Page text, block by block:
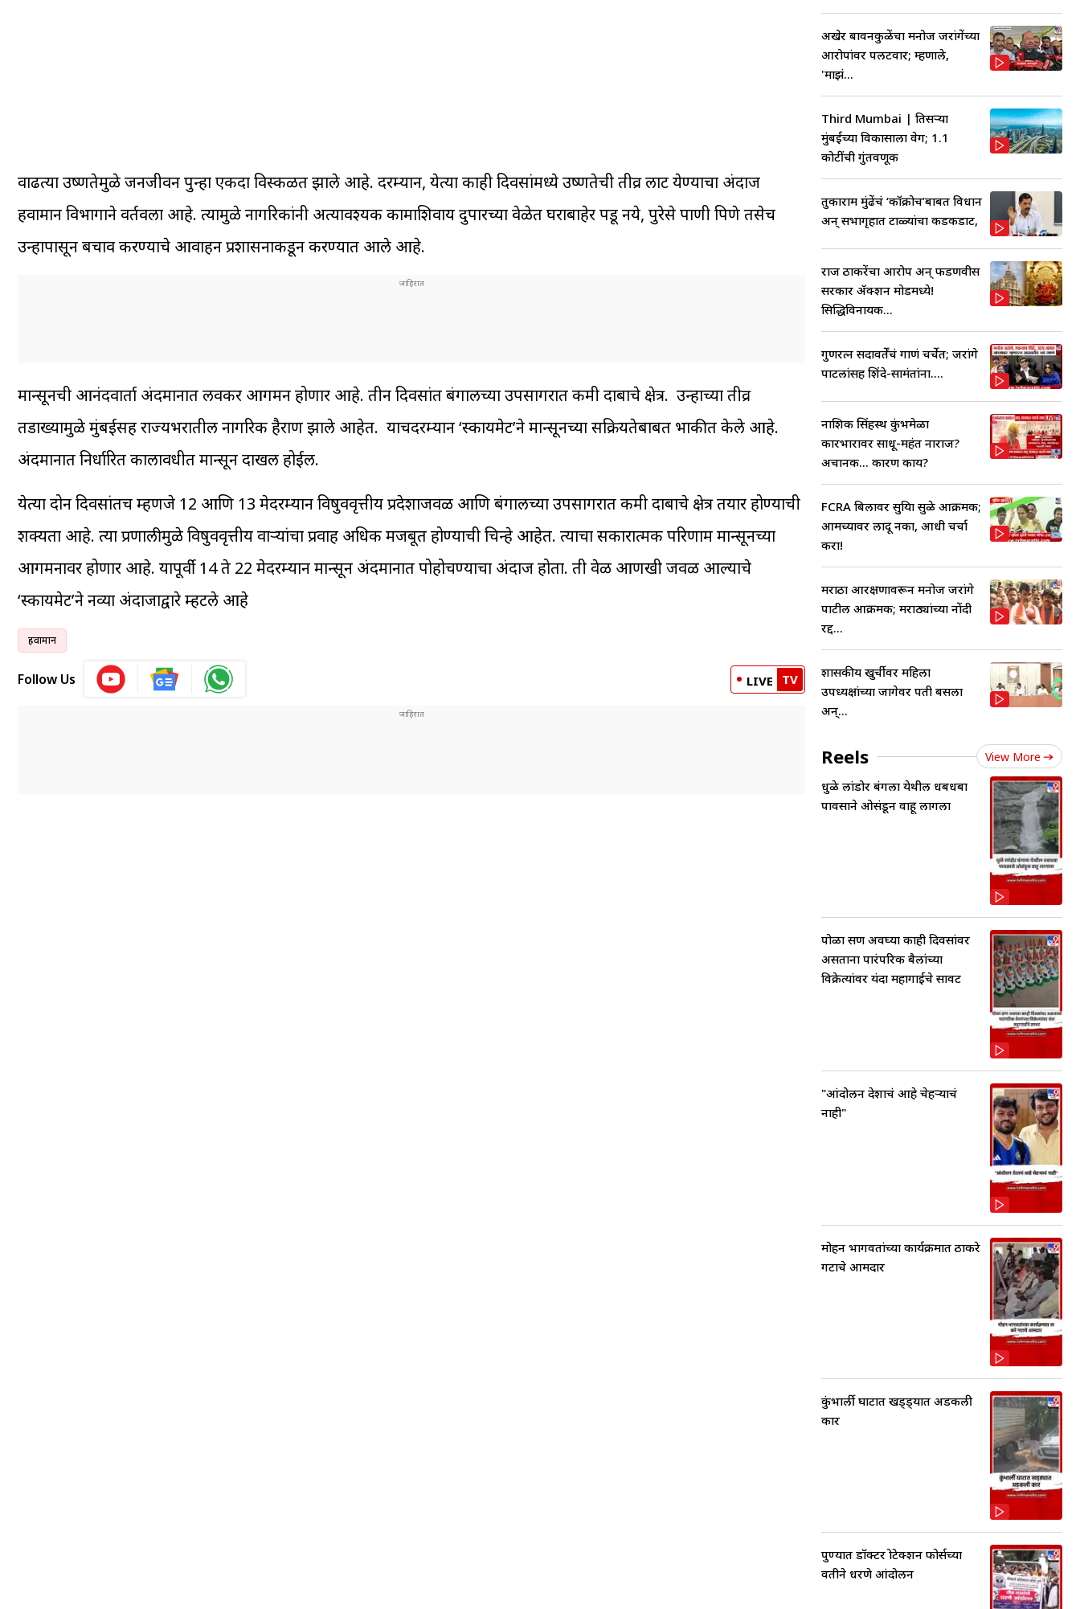
वाढत्या उष्णतेमुळे जनजीवन पुन्हा एकदा विस्कळीत झाले आहे. दरम्यान, येत्या काही दिवसांमध्ये उष्णतेची तीव्र लाट येण्याचा अंदाज
हवामान विभागाने वर्तवला आहे. त्यामुळे नागरिकांनी अत्यावश्यक कामाशिवाय दुपारच्या वेळेत घराबाहेर पडू नये, पुरेसे पाणी पिणे तसेच
उन्हापासून बचाव करण्याचे आवाहन प्रशासनाकडून करण्यात आले आहे.
मान्सूनची आनंदवार्ता अंदमानात लवकर आगमन होणार आहे. तीन दिवसांत बंगालच्या उपसागरात कमी दाबाचे क्षेत्र. उन्हाच्या तीव्र
तडाख्यामुळे मुंबईसह राज्यभरातील नागरिक हैराण झाले आहेत. याचदरम्यान ‘स्कायमेट’ने मान्सूनच्या सक्रियतेबाबत भाकीत केले आहे.
अंदमानात निर्धारित कालावधीत मान्सून दाखल होईल.
येत्या दोन दिवसांतच म्हणजे 12 आणि 13 मेदरम्यान विषुववृत्तीय प्रदेशाजवळ आणि बंगालच्या उपसागरात कमी दाबाचे क्षेत्र तयार होण्याची
शक्यता आहे. त्या प्रणालीमुळे विषुववृत्तीय वाऱ्यांचा प्रवाह अधिक मजबूत होण्याची चिन्हे आहेत. त्याचा सकारात्मक परिणाम मान्सूनच्या
आगमनावर होणार आहे. यापूर्वी 14 ते 22 मेदरम्यान मान्सून अंदमानात पोहोचण्याचा अंदाज होता. ती वेळ आणखी जवळ आल्याचे
‘स्कायमेट’ने नव्या अंदाजाद्वारे म्हटले आहे
हवामान
Follow Us LIVE TV
अखेर बावनकुळेंचा मनोज जरांगेंच्या
आरोपांवर पलटवार; म्हणाले,
'माझं...
Third Mumbai | तिसऱ्या
मुंबईच्या विकासाला वेग; 1.1
कोटींची गुंतवणूक
तुकाराम मुंढेंचं ‘कॉक्रोच’बाबत विधान
अन् सभागृहात टाळ्यांचा कडकडाट,
राज ठाकरेंचा आरोप अन् फडणवीस
सरकार ॲक्शन मोडमध्ये!
सिद्धिविनायक...
गुणरत्न सदावर्तेंचं गाणं चर्चेत; जरांगे
पाटलांसह शिंदे-सामंतांना....
नाशिक सिंहस्थ कुंभमेळा
कारभारावर साधू-महंत नाराज?
अचानक... कारण काय?
FCRA बिलावर सुप्रिया सुळे आक्रमक;
आमच्यावर लादू नका, आधी चर्चा
करा!
मराठा आरक्षणावरून मनोज जरांगे
पाटील आक्रमक; मराठ्यांच्या नोंदी
रद्द...
शासकीय खुर्चीवर महिला
उपध्यक्षांच्या जागेवर पती बसला
अन्...
Reels View More
धुळे लांडोर बंगला येथील धबधबा
पावसाने ओसंडून वाहू लागला
पोळा सण अवघ्या काही दिवसांवर
असताना पारंपरिक बैलांच्या
विक्रेत्यांवर यंदा महागाईचे सावट
"आंदोलन देशाचं आहे चेहऱ्याचं
नाही"
मोहन भागवतांच्या कार्यक्रमात ठाकरे
गटाचे आमदार
कुंभार्ली घाटात खड्ड्यात अडकली
कार
पुण्यात डॉक्टर प्रोटेक्शन फोर्सच्या
वतीने धरणे आंदोलन